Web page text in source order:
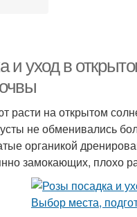
и уход в
расти на открытом
не обменивались
органикой
замокающих, плохо